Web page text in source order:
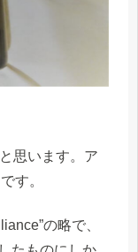
思います。ア
す。
の略で、